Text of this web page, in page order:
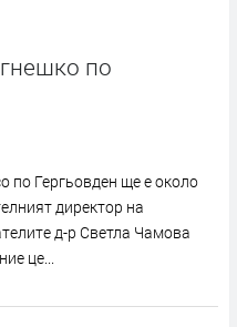
по
по Гергьовден ще е около
директор на
д-р Светла Чамова
це...